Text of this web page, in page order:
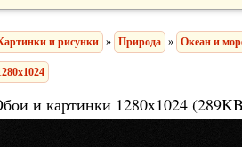
и рисунки » Природа » Океан и
и картинки 1280x1024